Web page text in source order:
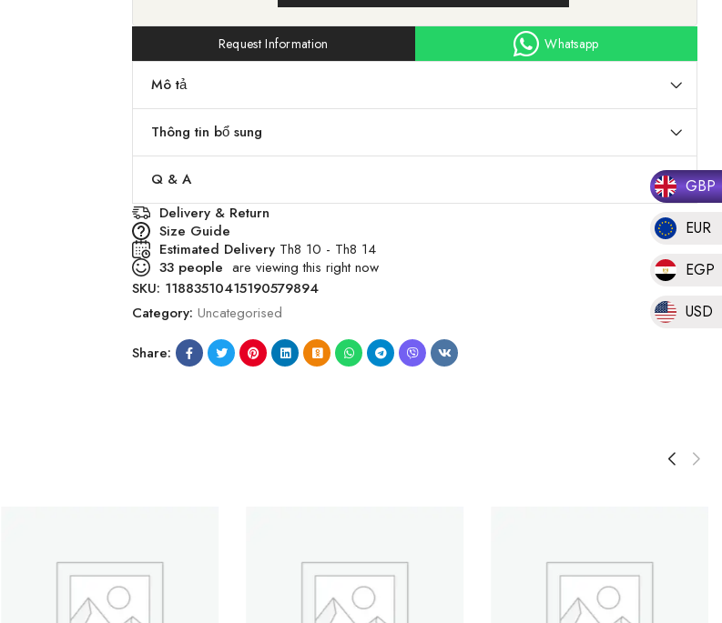
GBP
EUR
EGP
USD
Request Information Whatsapp
Mô tả
Thông tin bổ sung
Q & A
Delivery & Return
Size Guide
Estimated Delivery Th8 10 - Th8 14
33 people are viewing this right now
SKU: 11883510415190579894
Category: Uncategorised
Share: